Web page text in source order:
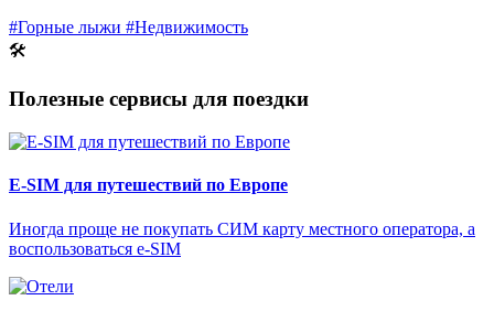
#Горные лыжи #Недвижимость
🛠
Полезные сервисы для поездки
E-SIM для путешествий по Европе
Иногда проще не покупать СИМ карту местного оператора, а
воспользоваться e-SIM